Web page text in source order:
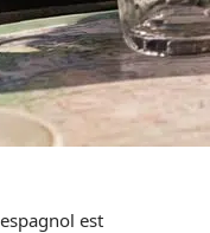
est